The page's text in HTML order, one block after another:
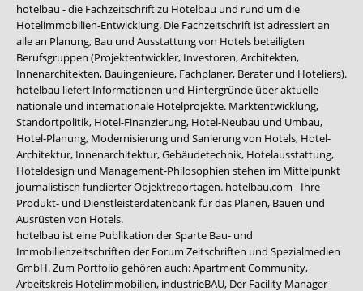
hotelbau - die Fachzeitschrift zu Hotelbau und rund um die
Hotelimmobilien-Entwicklung. Die Fachzeitschrift ist adressiert an
alle an Planung, Bau und Ausstattung von Hotels beteiligten
Berufsgruppen (Projektentwickler, Investoren, Architekten,
Innenarchitekten, Bauingenieure, Fachplaner, Berater und Hoteliers).
hotelbau liefert Informationen und Hintergründe über aktuelle
nationale und internationale Hotelprojekte. Marktentwicklung,
Standortpolitik, Hotel-Finanzierung, Hotel-Neubau und Umbau,
Hotel-Planung, Modernisierung und Sanierung von Hotels, Hotel-
Architektur, Innenarchitektur, Gebäudetechnik, Hotelausstattung,
Hoteldesign und Management-Philosophien stehen im Mittelpunkt
journalistisch fundierter Objektreportagen. hotelbau.com - Ihre
Produkt- und Dienstleisterdatenbank für das Planen, Bauen und
Ausrüsten von Hotels.
hotelbau ist eine Publikation der Sparte Bau- und
Immobilienzeitschriften der Forum Zeitschriften und Spezialmedien
GmbH. Zum Portfolio gehören auch:Apartment Community,
Arbeitskreis Hotelimmobilien, industrieBAU, Der Facility Manager